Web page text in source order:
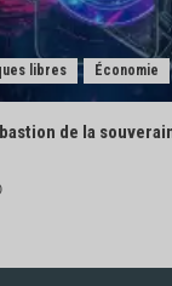
libres Économie
de la